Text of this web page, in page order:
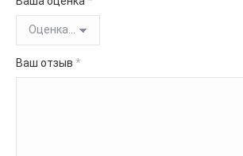
Ваш отзыв *